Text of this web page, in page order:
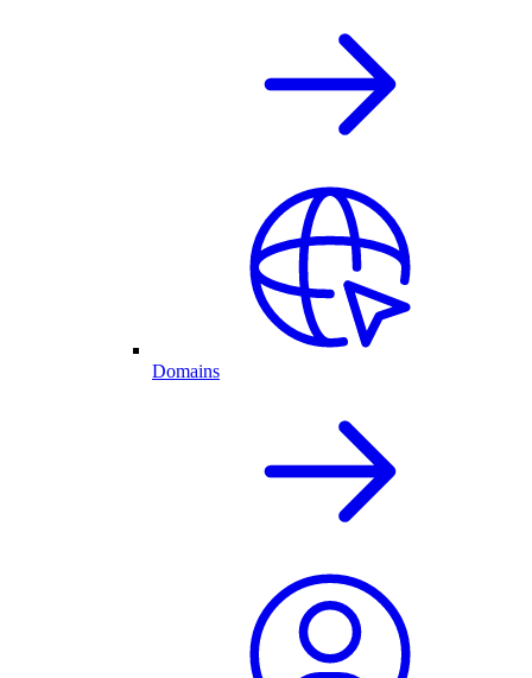
Domains